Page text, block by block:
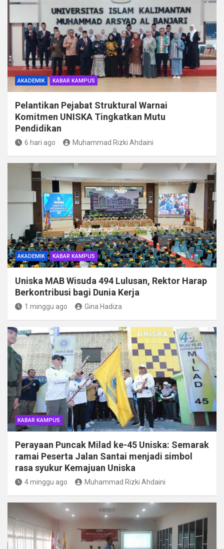
AKADEMIK KABAR KAMPUS
Pelantikan Pejabat Struktural Warnai
Komitmen UNISKA Tingkatkan Mutu
Pendidikan
6 hari ago Muhammad Rizki Ahdaini
AKADEMIK KABAR KAMPUS
Uniska MAB Wisuda 494 Lulusan, Rektor Harap
Berkontribusi bagi Dunia Kerja
1 minggu ago Gina Hadiza
KABAR KAMPUS
Perayaan Puncak Milad ke-45 Uniska: Semarak
ramai Peserta Jalan Santai menjadi simbol
rasa syukur Kemajuan Uniska
4 minggu ago Muhammad Rizki Ahdaini